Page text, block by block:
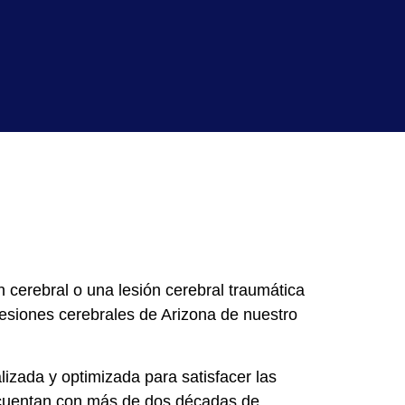
cerebral o una lesión cerebral traumática
cerebrales de Arizona de nuestro
y optimizada para satisfacer las
con más de dos décadas de